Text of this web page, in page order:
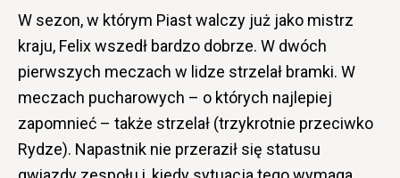
W sezon, w którym Piast walczy już jako mistrz
kraju, Felix wszedł bardzo dobrze. W dwóch
pierwszych meczach w lidze strzelał bramki. W
meczach pucharowych – o których najlepiej
zapomnieć – także strzelał (trzykrotnie przeciwko
Rydze). Napastnik nie przeraził się statusu